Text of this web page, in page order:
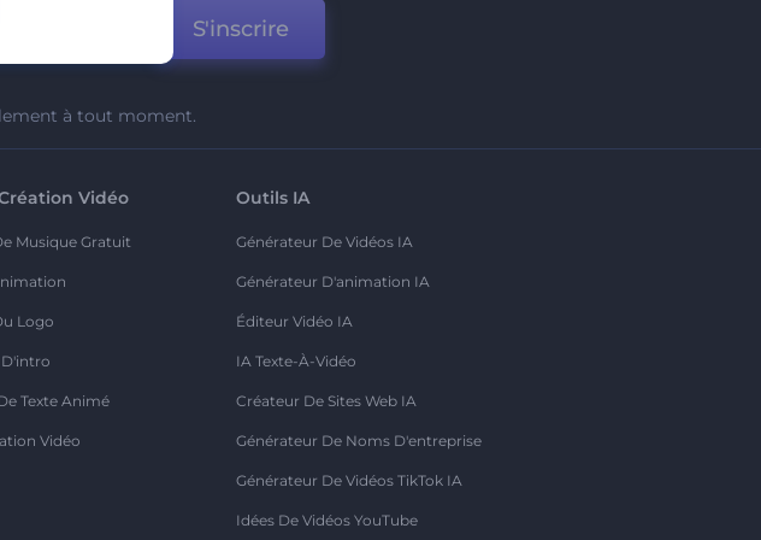
S'inscrire
à tout moment.
Vidéo
Musique Gratuit
Logo
Texte Animé
Vidéo
Outils IA
Générateur De Vidéos IA
Générateur D'animation IA
Éditeur Vidéo IA
IA Texte-À-Vidéo
Créateur De Sites Web IA
Générateur De Noms D'entreprise
Générateur De Vidéos TikTok IA
Idées De Vidéos YouTube